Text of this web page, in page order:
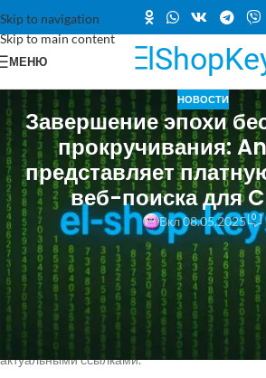
Skip to navigation
Skip to main content
МЕНЮ
НОВОСТИ
Завершение эпохи
прокручивания:
представляет
веб-поиска для
Вкл 08.05.2025 0
Компания Anthropic выпустила
своего ИИ-ассистента Claude, предоставив
доступа к интернету через API.
Теперь разработчики могут настраивать
позволяет ей выполнять сложные запросы и
актуальными ссылками.